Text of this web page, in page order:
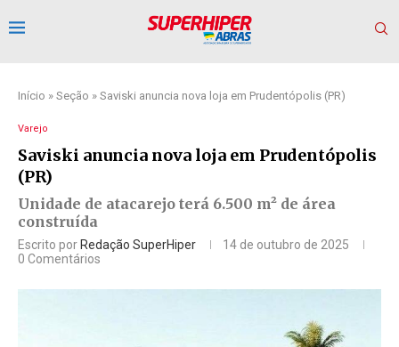
Início » Seção » Saviski anuncia nova loja em Prudentópolis (PR)
Varejo
Saviski anuncia nova loja em Prudentópolis
(PR)
Unidade de atacarejo terá 6.500 m² de área
construída
Escrito porRedação SuperHiper
14 de outubro de 2025
0 Comentários